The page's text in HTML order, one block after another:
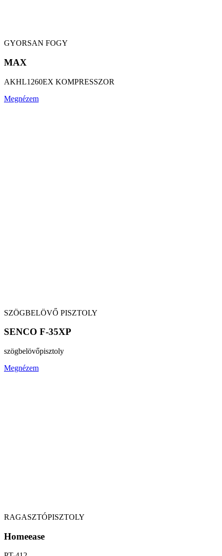
GYORSAN FOGY
MAX
AKHL1260EX KOMPRESSZOR
Megnézem
SZÖGBELÖVŐ PISZTOLY
SENCO F-35XP
szögbelövőpisztoly
Megnézem
RAGASZTÓPISZTOLY
Homeease